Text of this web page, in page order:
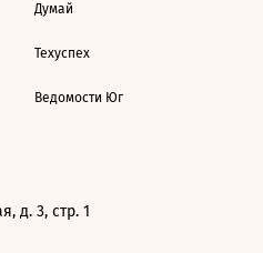
Думай
Техуспех
Ведомости Юг
д. 3, стр. 1